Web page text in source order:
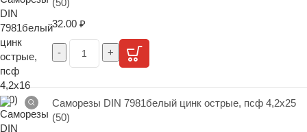
(50)
32.00 ₽
Саморезы DIN 7981белый цинк острые, псф 4,2х25
(50)